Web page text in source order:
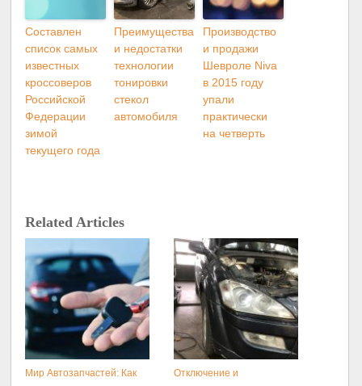
Составлен
список самых
известных
кроссоверов
Российской
Федерации
зимой
текущего года
Преимущества
и недостатки
технологии
тонировки
стекол
автомобиля
Производство
и продажи
Шевроле Niva
в 2015 году
упали
практически
на четверть
Related Articles
Мир Автозапчастей: Как
Отключение и